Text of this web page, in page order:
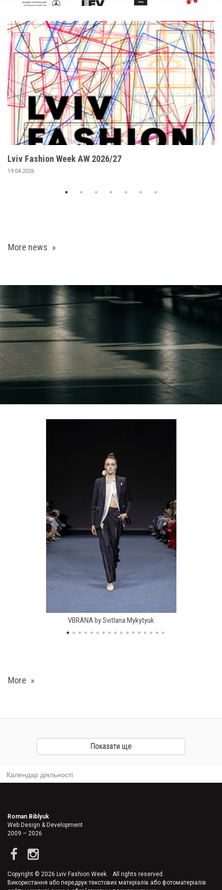
Lviv
Fashion
Week
AW
2026/27
Lviv Fashion Week AW 2026/27
19.04.2026
More news
VBRANA by Svitlana Mykytyuk
More
Показати ще
Календар діяльності
Roman Biblyuk
Web Design & Development
2009 – 2026
Copyright © 2026 Lviv Fashion Week. All rights reserved.
Використання або передрук текстових матеріалів або фотоматеріалів